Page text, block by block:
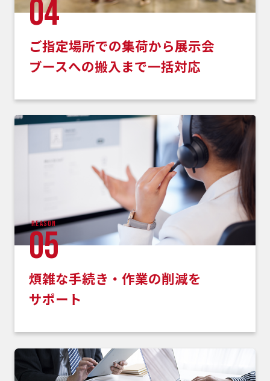
04
ご指定場所での集荷から展示会
ブースへの搬入まで一括対応
reason
05
煩雑な手続き・作業の削減を
サポート